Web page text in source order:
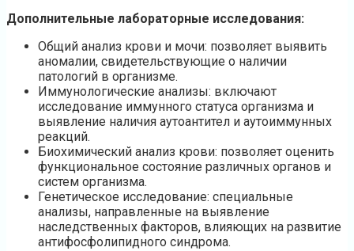
Дополнительные лабораторные исследования:
Общий анализ крови и мочи: позволяет выявить
аномалии, свидетельствующие о наличии
патологий в организме.
Иммунологические анализы: включают
исследование иммунного статуса организма и
выявление наличия аутоантител и аутоиммунных
реакций.
Биохимический анализ крови: позволяет оценить
функциональное состояние различных органов и
систем организма.
Генетическое исследование: специальные
анализы, направленные на выявление
наследственных факторов, влияющих на развитие
антифосфолипидного синдрома.